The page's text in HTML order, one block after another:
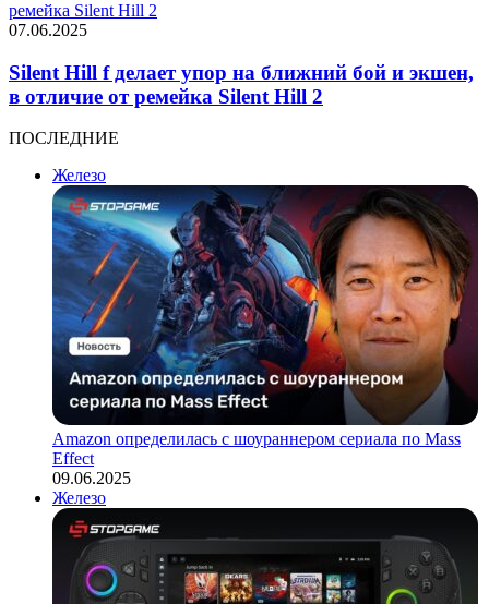
ремейка Silent Hill 2
07.06.2025
Silent Hill f делает упор на ближний бой и экшен,
в отличие от ремейка Silent Hill 2
ПОСЛЕДНИЕ
Железо
Amazon определилась с шоураннером сериала по Mass
Effect
09.06.2025
Железо